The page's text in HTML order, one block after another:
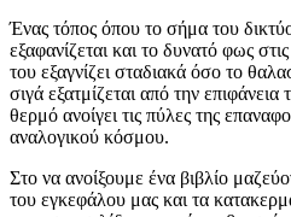
Ένας τόπος όπου το σήμα του
εξαφανίζεται και το δυνατό φως
του εξαγνίζει σταδιακά όσο το
σιγά εξατμίζεται από την
θερμό ανοίγει τις πύλες της
αναλογικού κόσμου.
Στο να ανοίξουμε ένα βιβλίο
του εγκεφάλου μας και τα